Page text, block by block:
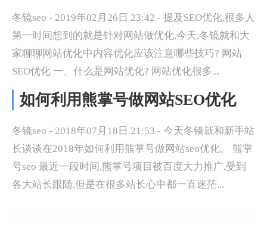
冬镜seo - 2019年02月26日 23:42 - 提及SEO优化,很多人
第一时间想到的就是针对网站做优化,今天,冬镜就和大
家聊聊网站优化中内容优化应该注意哪些技巧? 网站
SEO优化 一、什么是网站优化? 网站优化很多...
如何利用熊掌号做网站SEO优化
冬镜seo - 2018年07月18日 21:53 - 今天冬镜就和新手站
长谈谈在2018年如何利用熊掌号做网站seo优化。 熊掌
号seo 最近一段时间,熊掌号项目被百度大力推广,受到
各大站长跟随,但是在很多站长心中都一直迷茫...